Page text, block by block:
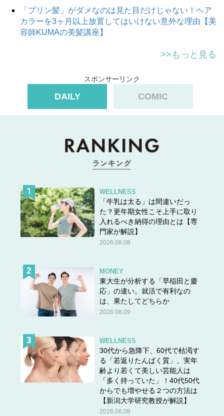
生え際から頭頂にかけてマッサージをする場合は、指の腹
を生え際に押し当て、円を描きながら頭頂方向へ進んでい
きます。
これと同じように、頭の側面と後頭部もマッサージしま
マッサージを行う時間は、1分〜3分ほどでOKです。
①髪がキレイになる
④自律神経、副交感神経が整う
ということです。
テレビを見ている時など、「ながら時間」をうまく活用し
てコツコツ続けるのがおすすめです！
「プリン髪」がダメなのは見た目だけじゃない！ヘア
カラーを3ヶ月以上放置してはいけない意外な理由【美
容師KUMAの美髪講座】
>>もっと見る
スポンサーリンク
DAILY COMIC
WELLNESS
「牛乳は太る」は間違いだっ
た？更年期女性こそ上手に取り
入れるべき納得の理由とは【専
門家が解説】
2026.08.08
MONEY
東大生が分析する「早稲田と慶
応」の違い。就活で有利なの
は、果たしてどちらか
2026.08.09
WELLNESS
30代から急降下、60代で枯渇す
る「若返りたんぱく質」。実年
齢より若くて美しい芸能人は
「多く持っていた」！40代50代
からでも増やせる２つの方法は
【新潟大学研究教授が解説】
2026.06.08